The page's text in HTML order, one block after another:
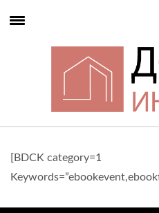
[BDCK category=1